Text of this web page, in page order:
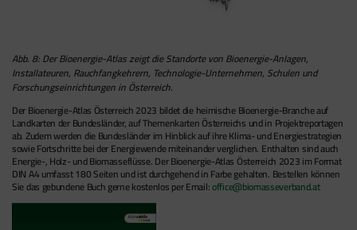
Abb. 8: Der Bioenergie-Atlas zeigt die Standorte von Bioenergie-Anlagen,
Installateuren, Rauchfangkehrern, Technologie-Unternehmen, Schulen und
Forschungseinrichtungen in Österreich.
Der Bioenergie-Atlas Österreich 2023 bildet die heimische Bioenergie-Branche auf
Landkarten der Bundesländer, auf Themenkarten Österreichs und in Projektreportagen
ab. Zudem werden die Bundesländer im Hinblick auf ihre Klima- und Energiestrategien
sowie Fortschritte bei der Energiewende miteinander verglichen. Enthalten sind auch
Energie-, Holz- und Biomasseflüsse. Der Bioenergie-Atlas Österreich 2023 im Format
DIN A4 umfasst 180 Seiten und ist durchgehend in Farbe gehalten. Bestellen können
Sie das gebundene Buch gerne kostenlos per Email:office@biomasseverband.at